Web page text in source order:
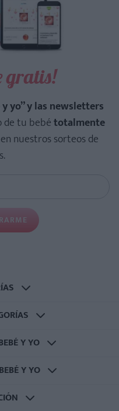
gratis!
yo” y las newsletters
de tu bebétotalmente
nuestros sorteos de
Y YO
Y YO